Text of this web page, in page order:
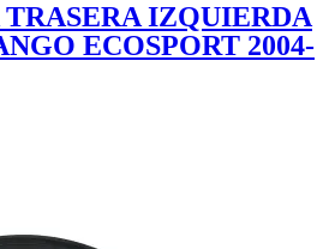
IZQUIERDA
ECOSPORT 2004-